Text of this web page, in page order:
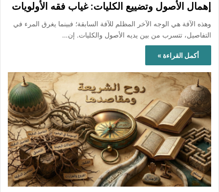
إهمال الأصول وتضييع الكليات: غياب فقه الأولويات
وهذه الآفة هي الوجه الآخر المظلم للآفة السابقة؛ فبينما يغرق المرء في
التفاصيل، تتسرب من بين يديه الأصول والكليات. إن…
أكمل القراءة »